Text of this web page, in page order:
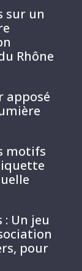
sur un
Rhône
apposé
motifs
Un jeu
pour